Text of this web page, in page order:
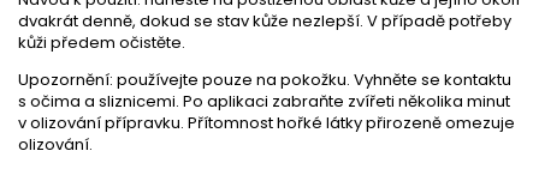
dvakrát denně, dokud se stav kůže nezlepší. V případě potřeby
kůži předem očistěte.
Upozornění: používejte pouze na pokožku. Vyhněte se kontaktu
s očima a sliznicemi. Po aplikaci zabraňte zvířeti několika minut
v olizování přípravku. Přítomnost hořké látky přirozeně omezuje
olizování.